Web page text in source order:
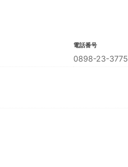
電話番号
0898-23-3775